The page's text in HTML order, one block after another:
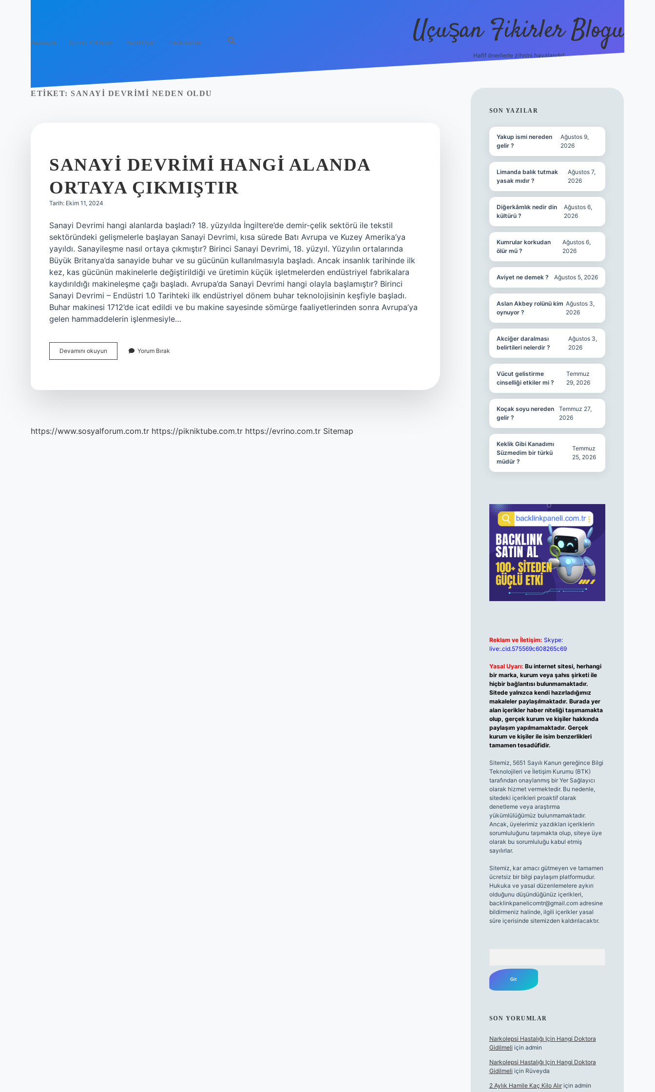
Anasayfa Gizlilik Politikası Yasal Uyarı Hakkımızda Uçuşan Fikirler Blogu
Hafif önerilerle zihnini havalandır!
ETIKET: SANAYI DEVRIMI NEDEN OLDU
SANAYI DEVRIMI HANGI ALANDA
ORTAYA ÇIKMIŞTIR
Tarih: Ekim 11, 2024
Sanayi Devrimi hangi alanlarda başladı? 18. yüzyılda İngiltere’de demir-çelik sektörü ile tekstil
sektöründeki gelişmelerle başlayan Sanayi Devrimi, kısa sürede Batı Avrupa ve Kuzey Amerika’ya
yayıldı. Sanayileşme nasıl ortaya çıkmıştır? Birinci Sanayi Devrimi, 18. yüzyıl. Yüzyılın ortalarında
Büyük Britanya’da sanayide buhar ve su gücünün kullanılmasıyla başladı. Ancak insanlık tarihinde ilk
kez, kas gücünün makinelerle değiştirildiği ve üretimin küçük işletmelerden endüstriyel fabrikalara
kaydırıldığı makineleşme çağı başladı. Avrupa’da Sanayi Devrimi hangi olayla başlamıştır? Birinci
Sanayi Devrimi – Endüstri 1.0 Tarihteki ilk endüstriyel dönem buhar teknolojisinin keşfiyle başladı.
Buhar makinesi 1712’de icat edildi ve bu makine sayesinde sömürge faaliyetlerinden sonra Avrupa’ya
gelen hammaddelerin işlenmesiyle…
Devamını okuyun
Devrimi
Yorum Bırak
https://www.sosyalforum.com.tr https://pikniktube.com.tr https://evrino.com.tr Sitemap
SIDEBAR
SON YAZILAR
Yakup ismi nereden
gelir ?
Ağustos 9,
2026
Limanda balık tutmak
yasak mıdır ?
Ağustos 7,
2026
Diğerkâmlık nedir din
kültürü ?
Ağustos 6,
2026
Kumrular korkudan
ölür mü ?
Ağustos 6,
2026
Aviyet ne demek ? Ağustos 5, 2026
Aslan Akbey rolünü kim
oynuyor ?
Ağustos 3,
2026
Akciğer daralması
belirtileri nelerdir ?
Ağustos 3,
2026
Vücut gelistirme
cinselliği etkiler mi ?
Temmuz
29, 2026
Koçak soyu nereden
gelir ?
Temmuz 27,
2026
Keklik Gibi Kanadımı
Süzmedim bir türkü
müdür ?
Temmuz
25, 2026
Reklam ve İletişim: Skype:
live:.cid.575569c608265c69
Yasal Uyarı: Bu internet sitesi, herhangi
bir marka, kurum veya şahıs şirketi ile
hiçbir bağlantısı bulunmamaktadır.
Sitede yalnızca kendi hazırladığımız
makaleler paylaşılmaktadır. Burada yer
alan içerikler haber niteliği taşımamakta
olup, gerçek kurum ve kişiler hakkında
paylaşım yapılmamaktadır. Gerçek
kurum ve kişiler ile isim benzerlikleri
tamamen tesadüfidir.
Sitemiz, 5651 Sayılı Kanun gereğince Bilgi
Teknolojileri ve İletişim Kurumu (BTK)
tarafından onaylanmış bir Yer Sağlayıcı
olarak hizmet vermektedir. Bu nedenle,
sitedeki içerikleri proaktif olarak
denetleme veya araştırma
yükümlülüğümüz bulunmamaktadır.
Ancak, üyelerimiz yazdıkları içeriklerin
sorumluluğunu taşımakta olup, siteye üye
olarak bu sorumluluğu kabul etmiş
sayılırlar.
Sitemiz, kar amacı gütmeyen ve tamamen
ücretsiz bir bilgi paylaşım platformudur.
Hukuka ve yasal düzenlemelere aykırı
olduğunu düşündüğünüz içerikleri,
backlinkpanelicomtr@gmail.comadresine
bildirmeniz halinde, ilgili içerikler yasal
süre içerisinde sitemizden kaldırılacaktır.
SON YORUMLAR
Narkolepsi Hastalığı Için Hangi Doktora
Gidilmeli için admin
Narkolepsi Hastalığı Için Hangi Doktora
Gidilmeli için Rüveyda
2 Aylık Hamile Kaç Kilo Alıriçin admin
hiltonbet güncel giriş